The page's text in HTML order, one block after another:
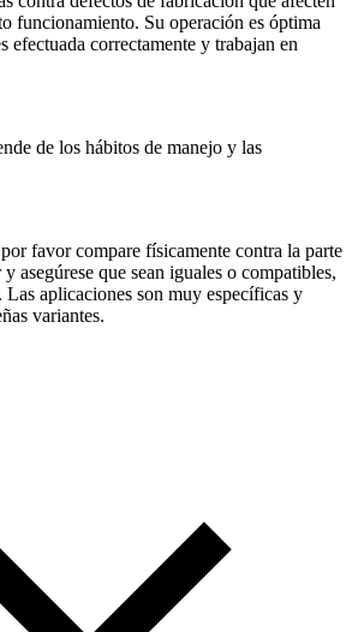
funcionamiento. Su operación es óptima
efectuada correctamente y trabajan en
de los hábitos de manejo y las
favor compare físicamente contra la parte
asegúrese que sean iguales o compatibles,
aplicaciones son muy específicas y
variantes.